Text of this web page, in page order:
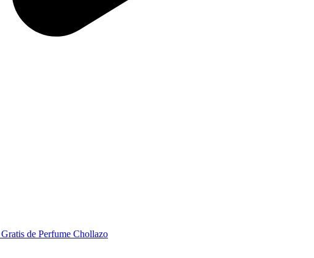
de Perfume Chollazo